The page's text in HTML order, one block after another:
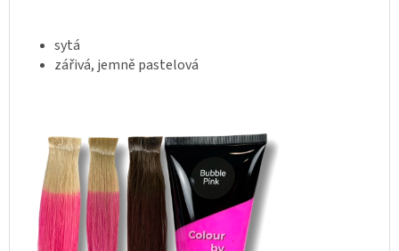
sytá
zářivá, jemně pastelová